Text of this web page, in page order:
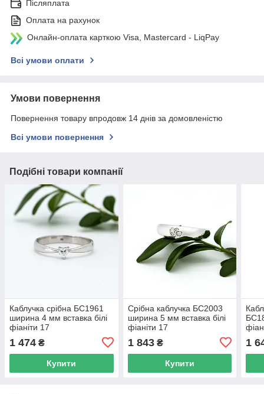
Післяплата
Оплата на рахунок
Онлайн-оплата карткою Visa, Mastercard - LiqPay
Всі умови оплати
Умови повернення
Повернення товару впродовж 14 днів за домовленістю
Всі умови повернення
Подібні товари компанії
Каблучка срібна БС1961
ширина 4 мм вставка білі
фіаніти 17
1 474 ₴
Купити
Срібна каблучка БС2003
ширина 5 мм вставка білі
фіаніти 17
1 843₴
Купити
1